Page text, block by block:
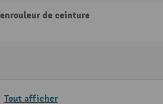
de ceinture
Tout afficher